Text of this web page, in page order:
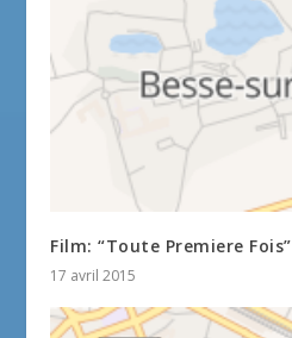
Film: “Toute Premiere Fois”
17 avril 2015